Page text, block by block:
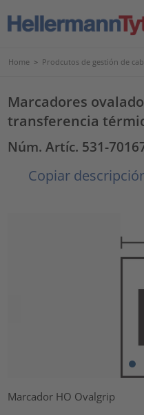
Home > Prodcutos de gestión de
Marcadores
transferencia
Núm. Artíc. 531-
Copiar
Marcador HO Ovalgrip